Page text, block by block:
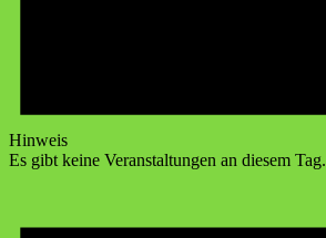
Hinweis
Es gibt keine Veranstaltungen an diesem Tag.